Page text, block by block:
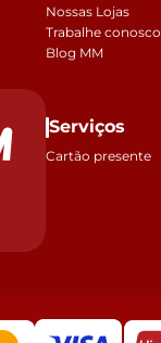
Nossas Lojas
Trabalhe conosco
Blog MM
Serviços
Cartão presente